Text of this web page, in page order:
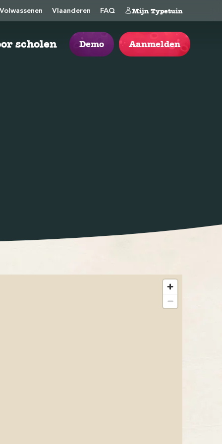
Volwassenen Vlaanderen FAQ Mijn Typetuin
scholen Demo Aanmelden